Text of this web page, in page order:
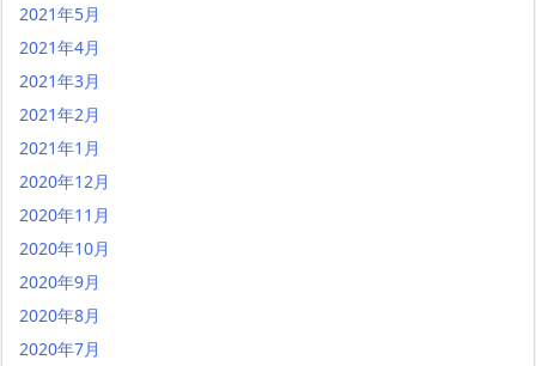
2021年5月
2021年4月
2021年3月
2021年2月
2021年1月
2020年12月
2020年11月
2020年10月
2020年9月
2020年8月
2020年7月